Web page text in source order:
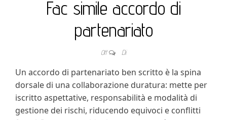
Fac simile accordo di
partenariato
Off Di
Un accordo di partenariato ben scritto è la spina
dorsale di una collaborazione duratura: mette per
iscritto aspettative, responsabilità e modalità di
gestione dei rischi, riducendo equivoci e conflitti